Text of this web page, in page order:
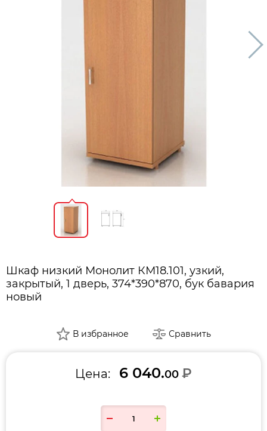
Шкаф низкий Монолит КМ18.101, узкий,
закрытый, 1 дверь, 374*390*870, бук бавария
новый
В избранное Сравнить
Цена: 6 040.00 ₽